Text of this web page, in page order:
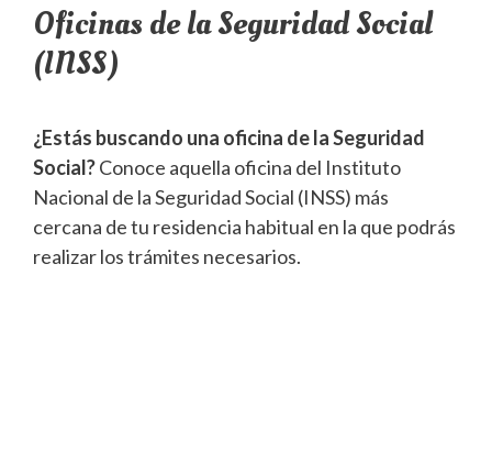
Oficinas de la Seguridad Social
(INSS)
¿Estás buscando una oficina de la Seguridad
Social?Conoce aquella oficina del Instituto
Nacional de la Seguridad Social (INSS) más
cercana de tu residencia habitual en la que podrás
realizar los trámites necesarios.